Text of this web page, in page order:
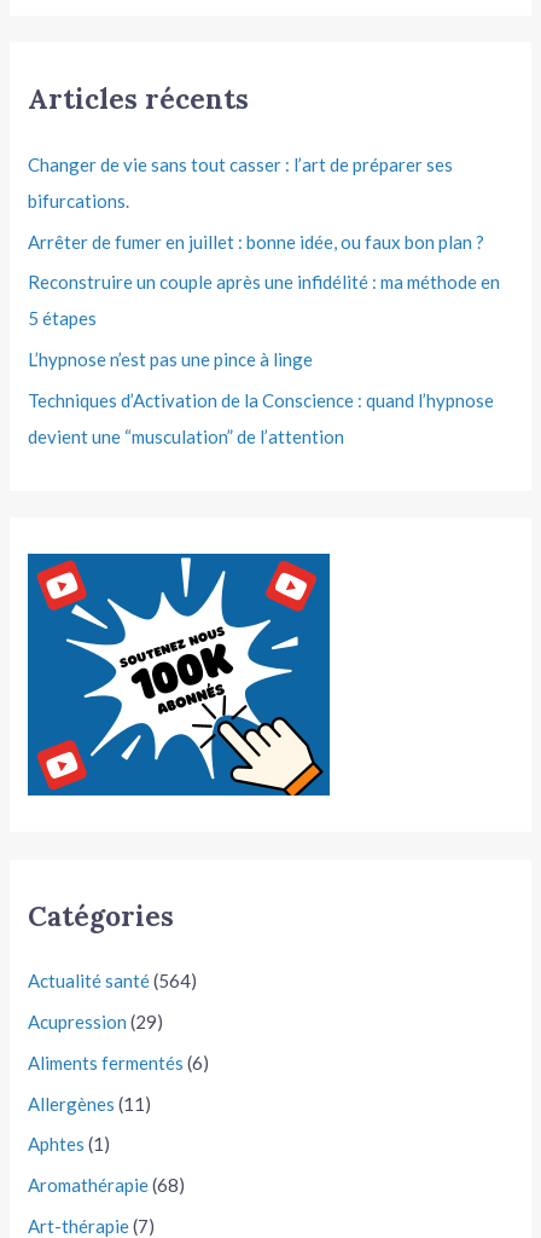
Articles récents
Changer de vie sans tout casser : l’art de préparer ses
bifurcations.
Arrêter de fumer en juillet : bonne idée, ou faux bon plan ?
Reconstruire un couple après une infidélité : ma méthode en
5 étapes
L’hypnose n’est pas une pince à linge
Techniques d’Activation de la Conscience : quand l’hypnose
devient une “musculation” de l’attention
Catégories
Actualité santé(564)
Acupression (29)
Aliments fermentés (6)
Allergènes (11)
Aphtes (1)
Aromathérapie(68)
Art-thérapie(7)